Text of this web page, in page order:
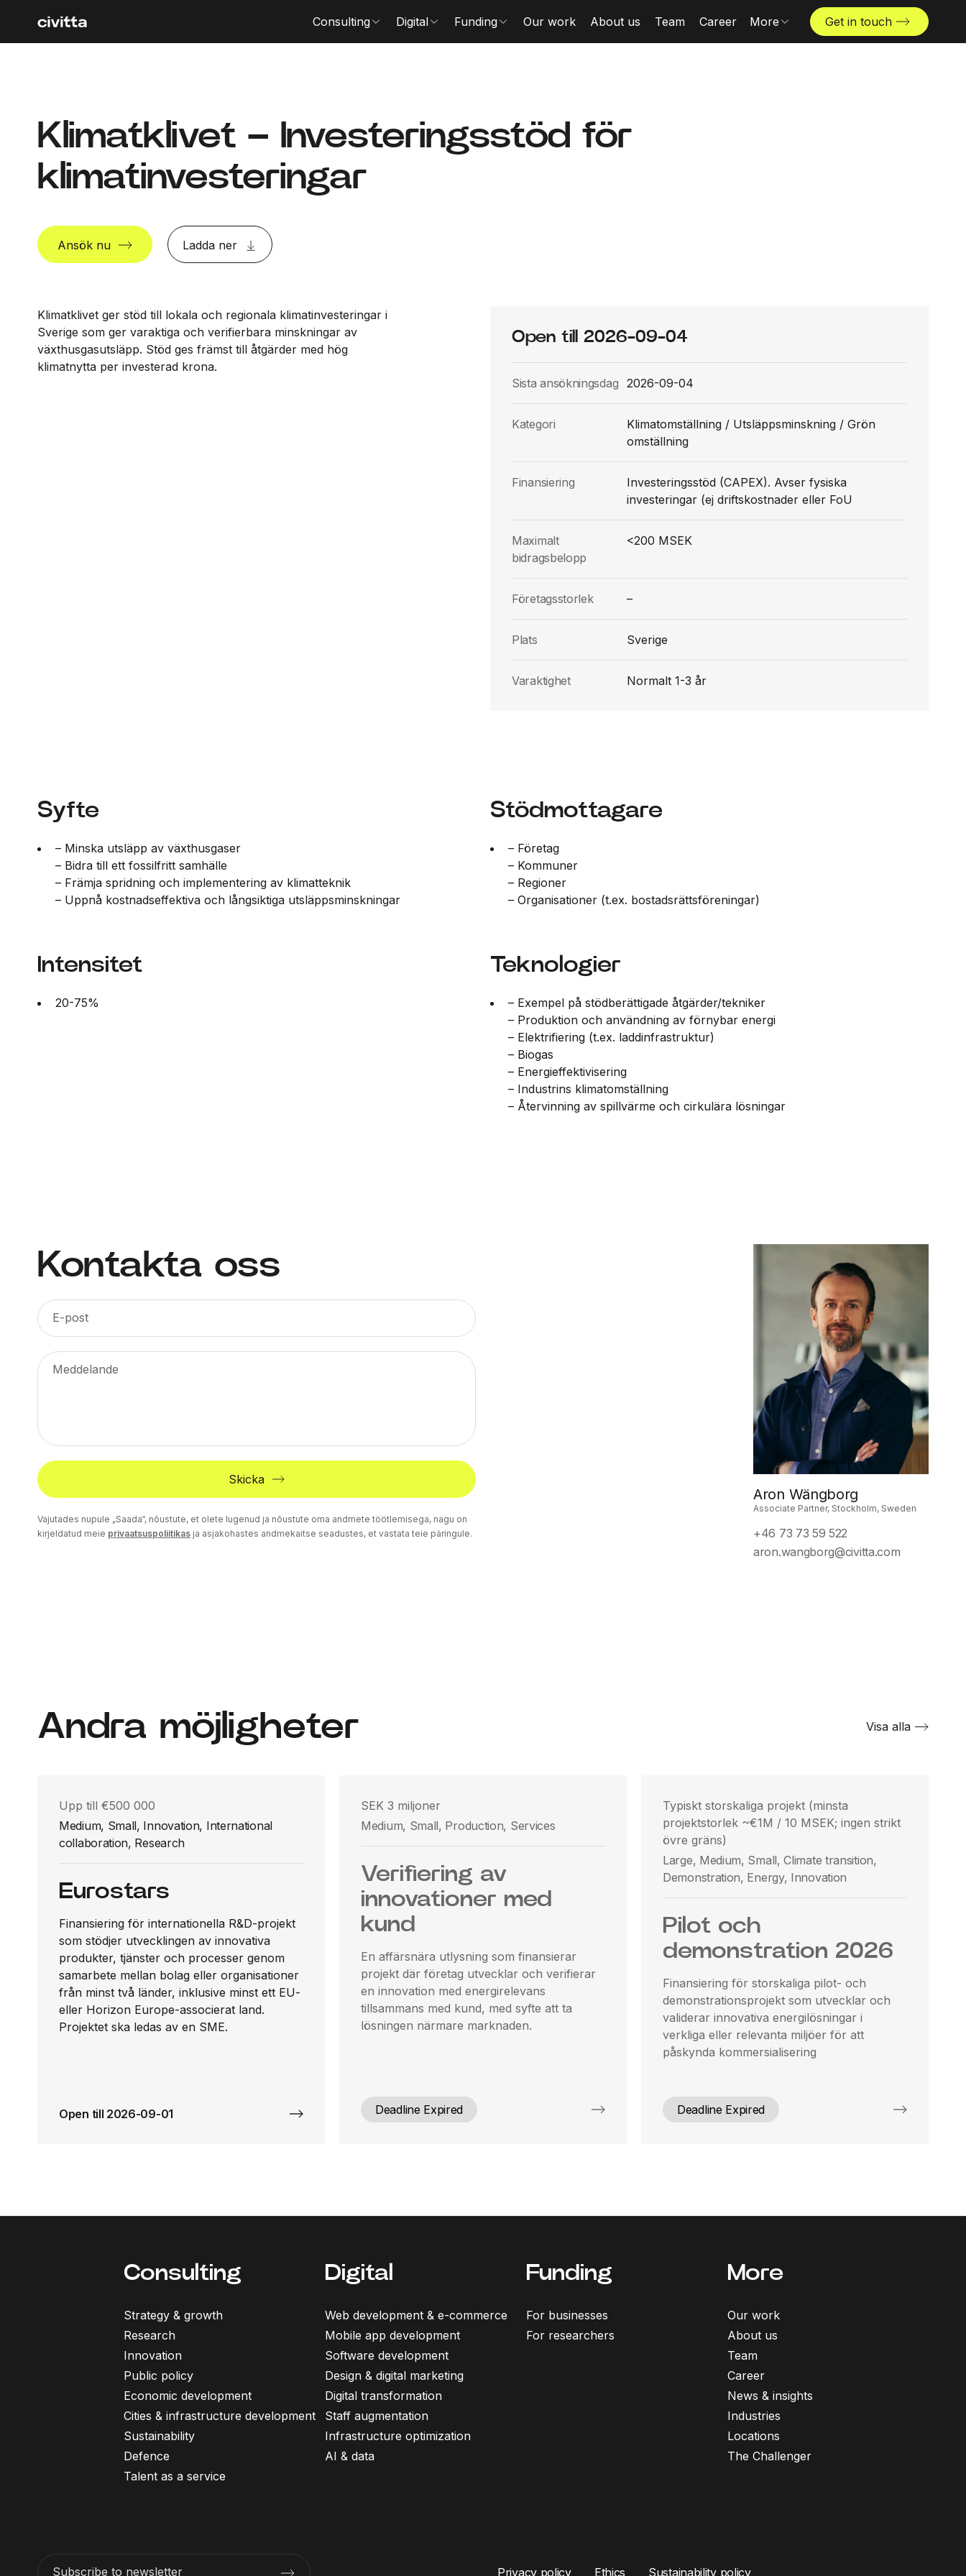
Consulting Digital Funding Our work About us Team Career More Get in touch
News & insights
Klimatklivet – Investeringsstöd för
klimatinvesteringar
Ansök nu Ladda ner
Klimatklivet ger stöd till lokala och regionala klimatinvesteringar i
Sverige som ger varaktiga och verifierbara minskningar av
växthusgasutsläpp. Stöd ges främst till åtgärder med hög
klimatnytta per investerad krona.
Open till 2026-09-04
Sista ansökningsdag 2026-09-04
Kategori
Klimatomställning / Utsläppsminskning / Grön
omställning
Finansiering
Investeringsstöd (CAPEX). Avser fysiska
investeringar (ej driftskostnader eller FoU
Maximalt
bidragsbelopp
<200 MSEK
Företagsstorlek –
Plats Sverige
Varaktighet Normalt 1-3 år
Syfte
– Minska utsläpp av växthusgaser
– Bidra till ett fossilfritt samhälle
– Främja spridning och implementering av klimatteknik
– Uppnå kostnadseffektiva och långsiktiga utsläppsminskningar
Stödmottagare
– Företag
– Kommuner
– Regioner
– Organisationer (t.ex. bostadsrättsföreningar)
Intensitet
20-75%
Teknologier
– Exempel på stödberättigade åtgärder/tekniker
– Produktion och användning av förnybar energi
– Elektrifiering (t.ex. laddinfrastruktur)
– Biogas
– Energieffektivisering
– Industrins klimatomställning
– Återvinning av spillvärme och cirkulära lösningar
Kontakta oss
E-post
Meddelande
Skicka
Vajutades nupule „Saada“, nõustute, et olete lugenud ja nõustute oma andmete töötlemisega, nagu on
kirjeldatud meie privaatsuspoliitikas ja asjakohastes andmekaitse seadustes, et vastata teie päringule.
Aron Wängborg
Associate Partner, Stockholm, Sweden
+46 73 73 59 522
aron.wangborg@civitta.com
Andra möjligheter Visa alla
Upp till €500 000
Medium, Small, Innovation, International
collaboration, Research
Eurostars
Finansiering för internationella R&D-projekt
som stödjer utvecklingen av innovativa
produkter, tjänster och processer genom
samarbete mellan bolag eller organisationer
från minst två länder, inklusive minst ett EU-
eller Horizon Europe-associerat land.
Projektet ska ledas av en SME.
Open till 2026-09-01
SEK 3 miljoner
Medium, Small, Production, Services
Verifiering av
innovationer med
kund
En affärsnära utlysning som finansierar
projekt där företag utvecklar och verifierar
en innovation med energirelevans
tillsammans med kund, med syfte att ta
lösningen närmare marknaden.
Deadline Expired
Typiskt storskaliga projekt (minsta
projektstorlek ~€1M / 10 MSEK; ingen strikt
övre gräns)
Large, Medium, Small, Climate transition,
Demonstration, Energy, Innovation
Pilot och
demonstration 2026
Finansiering för storskaliga pilot- och
demonstrationsprojekt som utvecklar och
validerar innovativa energilösningar i
verkliga eller relevanta miljöer för att
påskynda kommersialisering
Deadline Expired
Consulting
Strategy & growth
Research
Innovation
Public policy
Economic development
Cities & infrastructure development
Sustainability
Defence
Talent as a service
Digital
Web development & e-commerce
Mobile app development
Software development
Design & digital marketing
Digital transformation
Staff augmentation
Infrastructure optimization
AI & data
Funding
For businesses
For researchers
More
Our work
About us
Team
Career
News & insights
Industries
Locations
The Challenger
Subscribe to newsletter Privacy policy Ethics Sustainability policy